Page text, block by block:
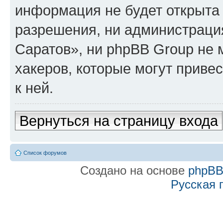
информация не будет
разрешения, ни
Саратов», ни phpBB Group не
хакеров, которые могут
к ней.
Вернуться на страницу входа
Список форумов
Создано на основе phpBB
Русская